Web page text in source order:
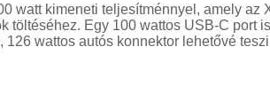
watt kimeneti teljesítménnyel, amely az
Egy 100 wattos USB-C port
wattos autós konnektor lehetővé